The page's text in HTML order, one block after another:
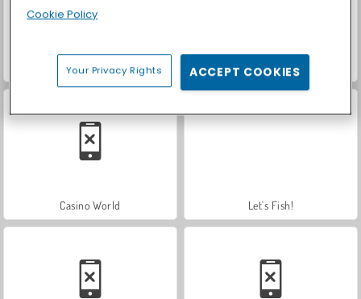
World War 2 Shooter Car Parking City Duel
Casino World Let's Fish!
Cookie Policy
Your Privacy Rights ACCEPT COOKIES